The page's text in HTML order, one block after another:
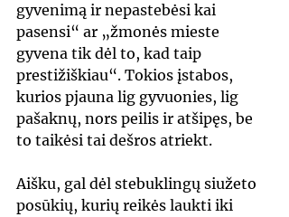
gyvenimą ir nepastebėsi kai
pasensi“ ar „žmonės mieste
gyvena tik dėl to, kad taip
prestižiškiau“. Tokios įstabos,
kurios pjauna lig gyvuonies, lig
pašaknų, nors peilis ir atšipęs, be
to taikėsi tai dešros atriekt.
Aišku, gal dėl stebuklingų siužeto
posūkių, kurių reikės laukti iki